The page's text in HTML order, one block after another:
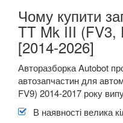
Чому купити
TT Mk III (FV3,
[2014-2026]
Авторазборка Autobot
автозапчастин для
FV9) 2014-2017 року
В наявності велика